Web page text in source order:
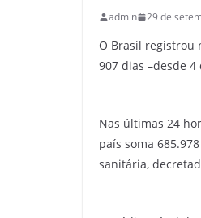
admin 29 de
O Brasil registrou
907 dias –desde
Nas últimas 24
país soma
sanitária,